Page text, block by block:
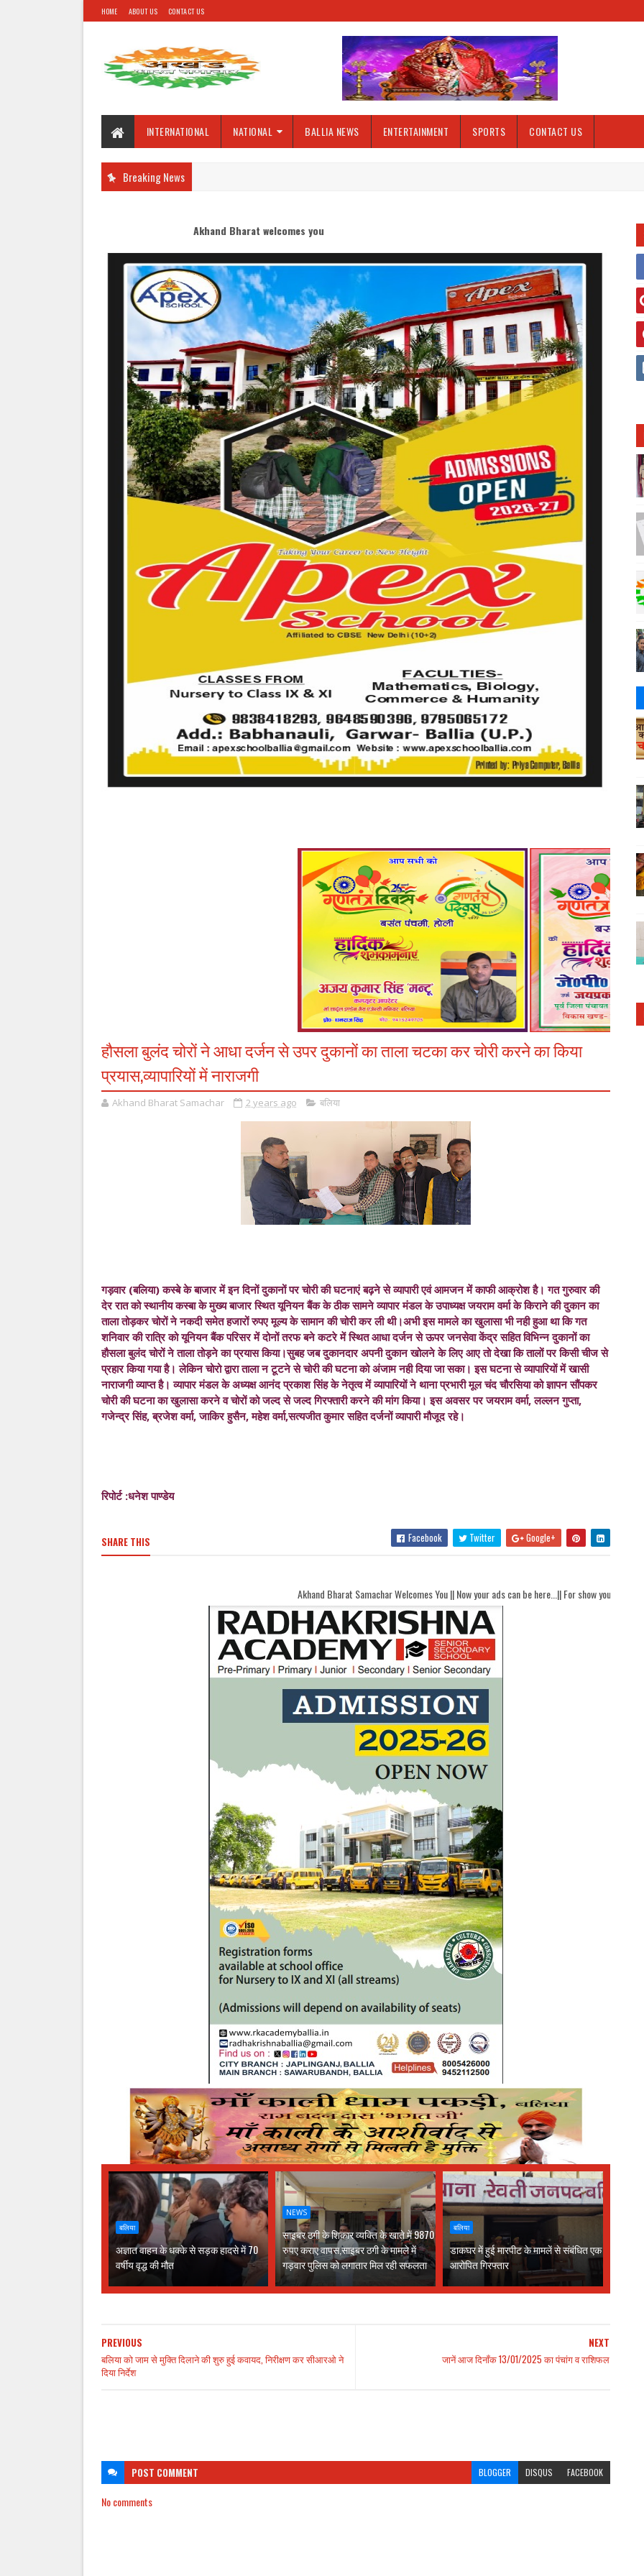
HOME ABOUT US CONTACT US
INTERNATIONAL NATIONAL BALLIA NEWS ENTERTAINMENT SPORTS CONTACT US
Breaking News
Akhand Bharat welcomes you
हौसला बुलंद चोरों ने आधा दर्जन से उपर दुकानों का ताला चटका कर चोरी करने का किया
प्रयास,व्यापारियों में नाराजगी
Akhand Bharat Samachar 2 years ago बलिया
गड़वार (बलिया) कस्बे के बाजार में इन दिनों दुकानों पर चोरी की घटनाएं बढ़ने से व्यापारी एवं आमजन में काफी आक्रोश है। गत गुरुवार की
देर रात को स्थानीय कस्बा के मुख्य बाजार स्थित यूनियन बैंक के ठीक सामने व्यापार मंडल के उपाध्यक्ष जयराम वर्मा के किराने की दुकान का
ताला तोड़कर चोरों ने नकदी समेत हजारों रुपए मूल्य के सामान की चोरी कर ली थी।अभी इस मामले का खुलासा भी नही हुआ था कि गत
शनिवार की रात्रि को यूनियन बैंक परिसर में दोनों तरफ बने कटरे में स्थित आधा दर्जन से ऊपर जनसेवा केंद्र सहित विभिन्न दुकानों का
हौसला बुलंद चोरों ने ताला तोड़ने का प्रयास किया।सुबह जब दुकानदार अपनी दुकान खोलने के लिए आए तो देखा कि तालों पर किसी चीज से
प्रहार किया गया है। लेकिन चोरो द्वारा ताला न टूटने से चोरी की घटना को अंजाम नही दिया जा सका। इस घटना से व्यापारियों में खासी
नाराजगी व्याप्त है। व्यापार मंडल के अध्यक्ष आनंद प्रकाश सिंह के नेतृत्व में व्यापारियों ने थाना प्रभारी मूल चंद चौरसिया को ज्ञापन सौंपकर
चोरी की घटना का खुलासा करने व चोरों को जल्द से जल्द गिरफ्तारी करने की मांग किया। इस अवसर पर जयराम वर्मा, लल्लन गुप्ता,
गजेन्द्र सिंह, ब्रजेश वर्मा, जाकिर हुसैन, महेश वर्मा,सत्यजीत कुमार सहित दर्जनों व्यापारी मौजूद रहे।
रिपोर्ट :धनेश पाण्डेय
SHARE THIS Facebook Twitter Google+
Akhand Bharat Samachar Welcomes You || Now your ads can be here...|| For show your ads here contact
बलिया
अज्ञात वाहन के धक्के से सड़क हादसे में 70
वर्षीय वृद्ध की मौत
NEWS
साइबर ठगी के शिकार व्यक्ति के खाते में 9870
रुपए कराए वापस,साइबर ठगी के मामले में
गड़वार पुलिस को लगातार मिल रही सफलता
बलिया
डाकघर में हुई मारपीट के मामलें से संबंधित एक
आरोपित गिरफ्तार
NEXT
जानें आज दिनाँक 13/01/2025 का पंचांग व राशिफल
PREVIOUS
बलिया को जाम से मुक्ति दिलाने की शुरु हुई कवायद, निरीक्षण कर सीआरओ ने
दिया निर्देश
POST COMMENT BLOGGER DISQUS FACEBOOK
No comments